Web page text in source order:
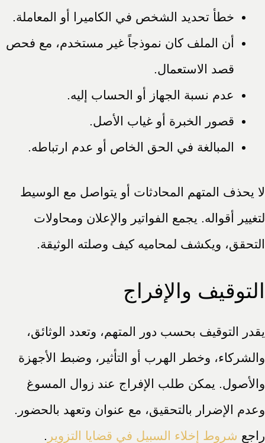
خطأ تحديد الشخص في الكاميرا أو المعاملة.
أن الملف كان نموذجاً غير مستخدم، مع فحص
قصد الاستعمال.
عدم نسبة الجهاز أو الحساب إليه.
قصور الخبرة أو غياب الأصل.
المبالغة في الحق الخاص أو عدم ارتباطه.
لا يحذف المتهم المحادثات أو يتواصل مع الوسيط
لتغيير أقواله. يجمع الفواتير والإعلان ومحاولات
التحقق، ويكشف لمحاميه كيف وصلته الوثيقة.
التوقيف والإفراج
يقدر التوقيف بحسب دور المتهم، وتعدد الوثائق،
والشركاء، وخطر الهرب أو التأثير، وضبط الأجهزة
والأصول. يمكن طلب الإفراج عند زوال المسوغ
وعدم الإضرار بالتحقيق، مع عنوان وتعهد بالحضور.
راجع شروط إخلاء السبيل في قضايا التزوير